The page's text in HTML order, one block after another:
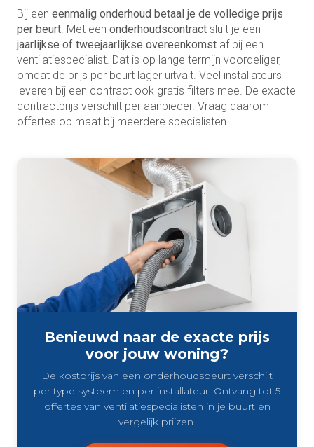
Bij een eenmalig onderhoud betaal je de volledige prijs
per beurt. Met een onderhoudscontract sluit je een
jaarlijkse of tweejaarlijkse overeenkomst af bij een
ventilatiespecialist. Dat is op lange termijn voordeliger,
omdat de prijs per beurt lager uitvalt. Veel installateurs
leveren bij een contract ook gratis filters mee. De exacte
contractprijs verschilt per aanbieder. Vraag daarom
offertes op maat bij meerdere specialisten.
Benieuwd naar de exacte prijs
voor jouw woning?
De kostprijs van een onderhoudsbeurt verschilt
per type systeem en per installateur. Ontvang tot 5
offertes van ventilatiespecialisten in je buurt en
vergelijk prijzen.